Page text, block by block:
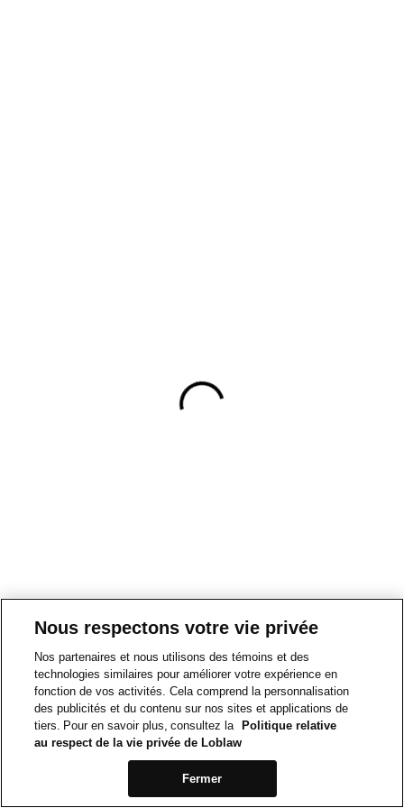
Nous respectons votre vie privée
Nos partenaires et nous utilisons des témoins et des
technologies similaires pour améliorer votre expérience en
fonction de vos activités. Cela comprend la personnalisation
des publicités et du contenu sur nos sites et applications de
tiers. Pour en savoir plus, consultez la
Politique relative
au respect de la vie privée de Loblaw
Fermer